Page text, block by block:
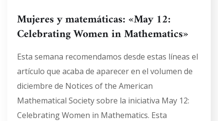
Mujeres y matemáticas: «May 12:
Celebrating Women in Mathematics»
Esta semana recomendamos desde estas líneas el
artículo que acaba de aparecer en el volumen de
diciembre de Notices of the American
Mathematical Society sobre la iniciativa May 12:
Celebrating Women in Mathematics. Esta